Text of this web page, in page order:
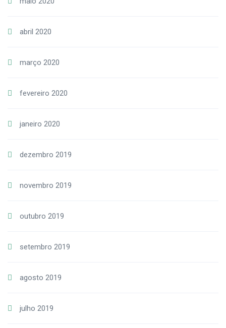
abril 2020
março 2020
fevereiro 2020
janeiro 2020
dezembro 2019
novembro 2019
outubro 2019
setembro 2019
agosto 2019
julho 2019